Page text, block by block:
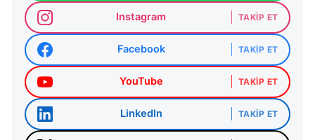
Instagram TAKIP ET
Facebook TAKIP ET
YouTube TAKIP ET
LinkedIn TAKIP ET